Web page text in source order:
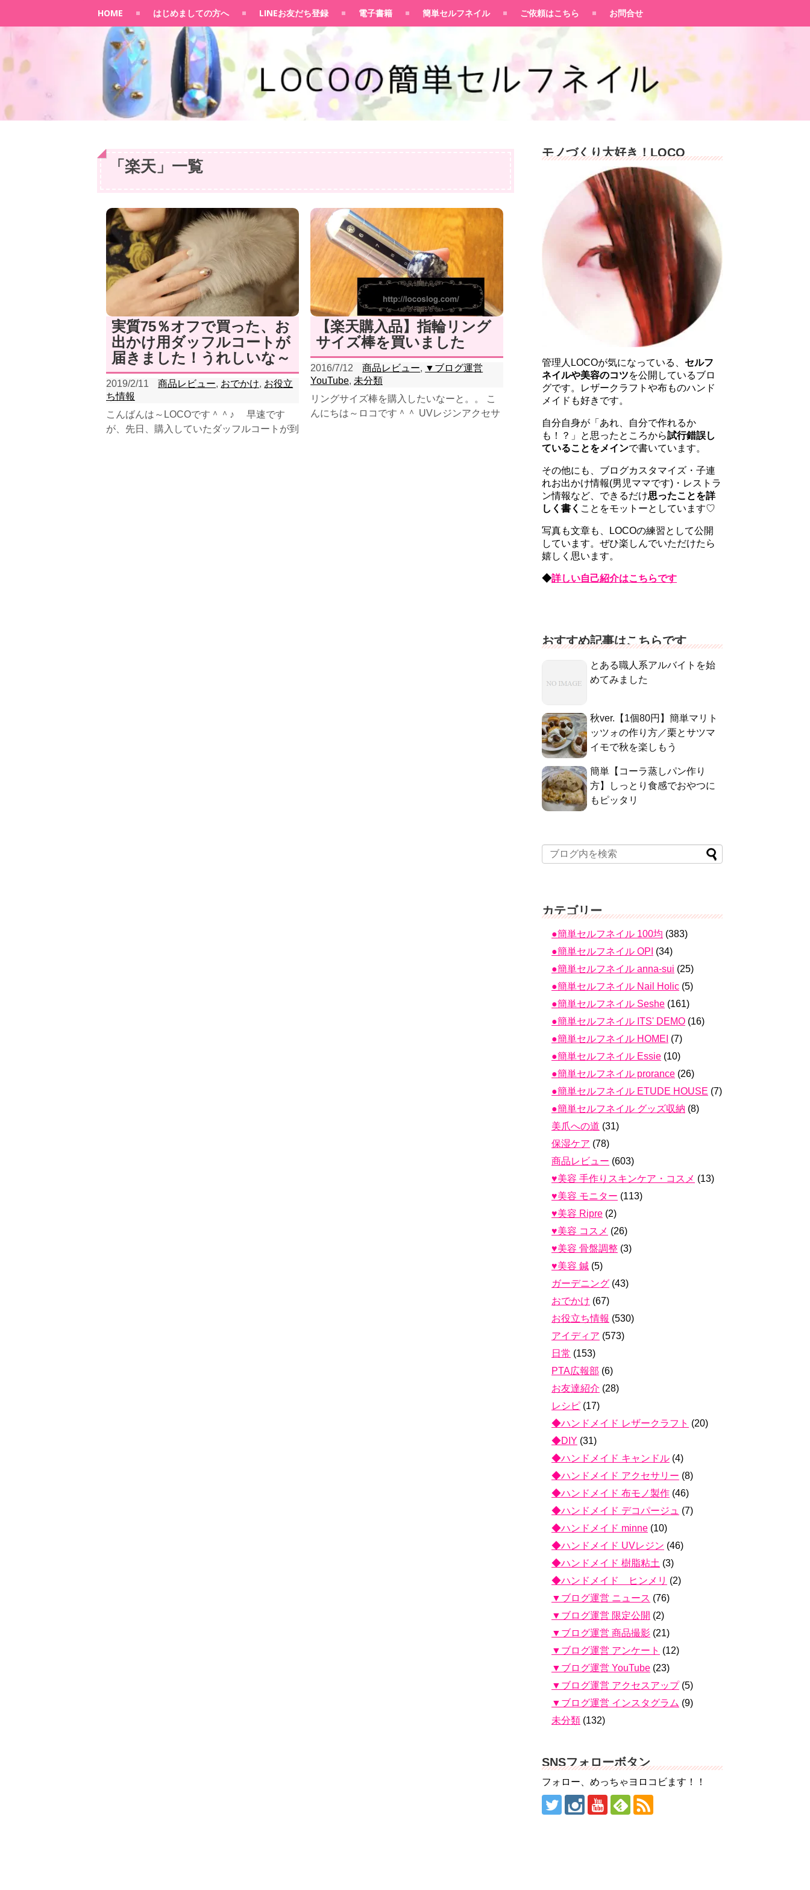
HOME はじめましての方へ LINEお友だち登録 電子書籍 簡単セルフネイル ご依頼はこちら お問合せ
「 楽天 」 一覧
実質75％オフで買った、お
出かけ用ダッフルコートが
届きました！うれしいな～
2019/2/11 商品レビュー, おでかけ, お役立
ち情報
こんばんは～LOCOです＾＾♪ 早速です
が、先日、購入していたダッフルコートが到
【楽天購入品】指輪リング
サイズ棒を買いました
2016/7/12 商品レビュー, ▼ブログ運営
YouTube, 未分類
リングサイズ棒を購入したいなーと。。 こ
んにちは～ロコです＾＾ UVレジンアクセサ
モノづくり大好き！LOCO
管理人LOCOが気になっている、 セルフ
ネイルや美容のコツを公開しているブロ
グです。レザークラフトや布ものハンド
メイドも好きです。
自分自身が「あれ、自分で作れるか
も！？」と思ったところから試行錯誤し
ていることをメインで書いています。
その他にも、ブログカスタマイズ・子連
れお出かけ情報(男児ママです)・レストラ
ン情報など、できるだけ思ったことを詳
しく書く ことをモットーとしています♡
写真も文章も、LOCOの練習として公開
しています。ぜひ楽しんでいただけたら
嬉しく思います。
◆詳しい自己紹介はこちらです
おすすめ記事はこちらです
とある職人系アルバイトを始
めてみました
秋ver.【1個80円】簡単マリト
ッツォの作り方／栗とサツマ
イモで秋を楽しもう
簡単【コーラ蒸しパン作り
方】しっとり食感でおやつに
もピッタリ
カテゴリー
●簡単セルフネイル 100均 (383)
●簡単セルフネイル OPI (34)
●簡単セルフネイル anna-sui (25)
●簡単セルフネイル Nail Holic (5)
●簡単セルフネイル Seshe (161)
●簡単セルフネイル ITS' DEMO (16)
●簡単セルフネイル HOMEI (7)
●簡単セルフネイル Essie (10)
●簡単セルフネイル prorance (26)
●簡単セルフネイル ETUDE HOUSE (7)
●簡単セルフネイル グッズ収納 (8)
美爪への道 (31)
保湿ケア (78)
商品レビュー (603)
♥美容 手作りスキンケア・コスメ (13)
♥美容 モニター (113)
♥美容 Ripre (2)
♥美容 コスメ (26)
♥美容 骨盤調整 (3)
♥美容 鍼 (5)
ガーデニング (43)
おでかけ (67)
お役立ち情報 (530)
アイディア (573)
日常 (153)
PTA広報部 (6)
お友達紹介 (28)
レシピ (17)
◆ハンドメイド レザークラフト (20)
◆DIY (31)
◆ハンドメイド キャンドル (4)
◆ハンドメイド アクセサリー (8)
◆ハンドメイド 布モノ製作 (46)
◆ハンドメイド デコパージュ (7)
◆ハンドメイド minne (10)
◆ハンドメイド UVレジン (46)
◆ハンドメイド 樹脂粘土 (3)
◆ハンドメイド ヒンメリ (2)
▼ブログ運営 ニュース (76)
▼ブログ運営 限定公開 (2)
▼ブログ運営 商品撮影 (21)
▼ブログ運営 アンケート (12)
▼ブログ運営 YouTube (23)
▼ブログ運営 アクセスアップ(5)
▼ブログ運営 インスタグラム (9)
未分類 (132)
SNSフォローボタン
フォロー、めっちゃヨロコビます！！